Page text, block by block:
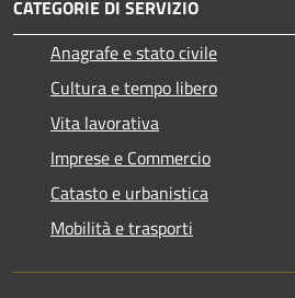
CATEGORIE DI SERVIZIO
Anagrafe e stato civile
Cultura e tempo libero
Vita lavorativa
Imprese e Commercio
Catasto e urbanistica
Mobilità e trasporti